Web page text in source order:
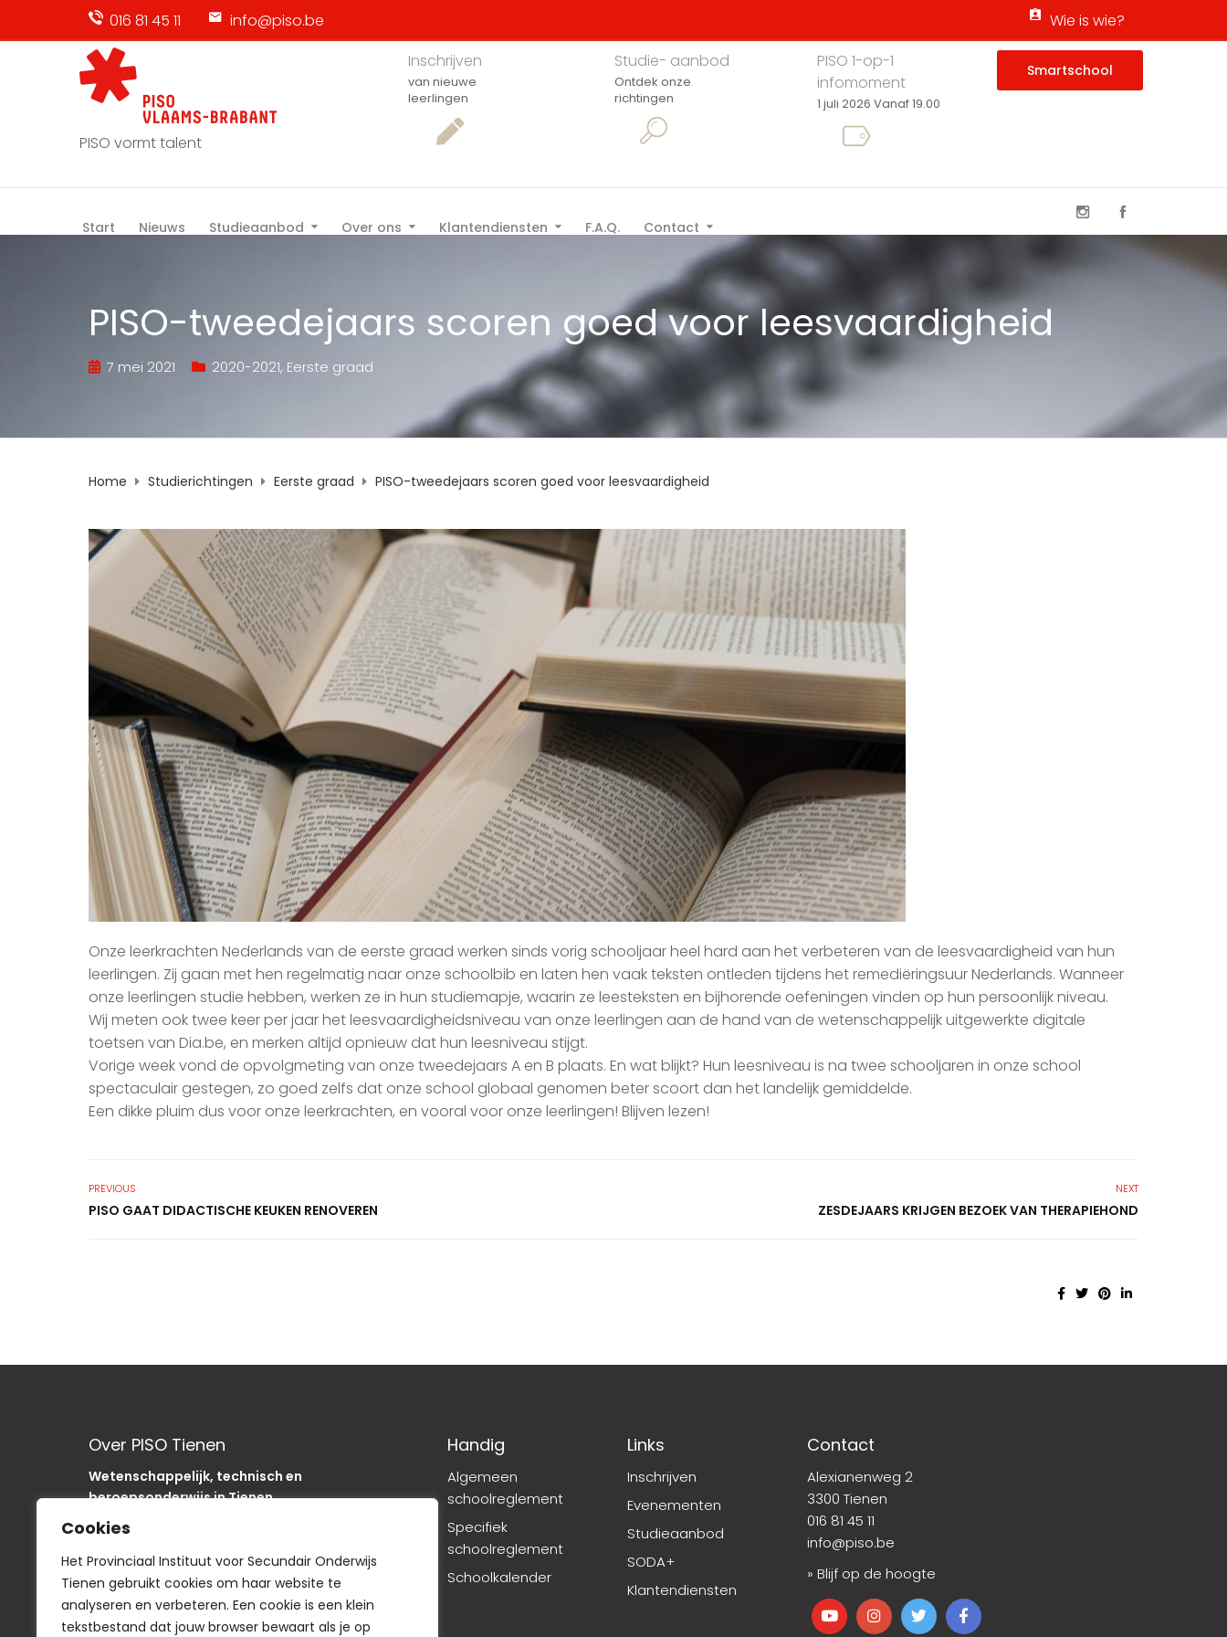
Cookies
Het Provinciaal Instituut voor Secundair Onderwijs
Tienen gebruikt cookies om haar website te
analyseren en verbeteren. Een cookie is een klein
tekstbestand dat jouw browser bewaart als je op
016 81 45 11 info@piso.be Wie is wie?
PISO vormt talent
Inschrijven
van nieuwe
leerlingen
Studie- aanbod
Ontdek onze
richtingen
PISO 1-op-1
infomoment
1 juli 2026 Vanaf 19.00
Smartschool
Start Nieuws Studieaanbod Over ons Klantendiensten F.A.Q. Contact
PISO-tweedejaars scoren goed voor leesvaardigheid
7 mei 2021 2020-2021, Eerste graad
Home Studierichtingen Eerste graad PISO-tweedejaars scoren goed voor leesvaardigheid
Onze leerkrachten Nederlands van de eerste graad werken sinds vorig schooljaar heel hard aan het verbeteren van de leesvaardigheid van hun
leerlingen. Zij gaan met hen regelmatig naar onze schoolbib en laten hen vaak teksten ontleden tijdens het remediëringsuur Nederlands. Wanneer
onze leerlingen studie hebben, werken ze in hun studiemapje, waarin ze leesteksten en bijhorende oefeningen vinden op hun persoonlijk niveau.
Wij meten ook twee keer per jaar het leesvaardigheidsniveau van onze leerlingen aan de hand van de wetenschappelijk uitgewerkte digitale
toetsen van Dia.be, en merken altijd opnieuw dat hun leesniveau stijgt.
Vorige week vond de opvolgmeting van onze tweedejaars A en B plaats. En wat blijkt? Hun leesniveau is na twee schooljaren in onze school
spectaculair gestegen, zo goed zelfs dat onze school globaal genomen beter scoort dan het landelijk gemiddelde.
Een dikke pluim dus voor onze leerkrachten, en vooral voor onze leerlingen! Blijven lezen!
PREVIOUS
PISO GAAT DIDACTISCHE KEUKEN RENOVEREN
NEXT
ZESDEJAARS KRIJGEN BEZOEK VAN THERAPIEHOND
Over PISO Tienen
Wetenschappelijk, technisch en
beroepsonderwijs in Tienen.
Onze school is als “SODA“-school uniek in de
regio.
In het PISO zijn we op weg om onze sancties om
te buigen naar acties
Handig
Algemeen
schoolreglement
Specifiek
schoolreglement
Schoolkalender
Links
Inschrijven
Evenementen
Studieaanbod
SODA+
Klantendiensten
Contact
Alexianenweg 2
3300 Tienen
016 81 45 11
info@piso.be
» Blijf op de hoogte